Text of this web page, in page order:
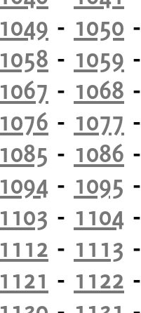
1049 - 1050
1058 - 1059
1067 - 1068
1076 - 1077
1085 - 1086
1094 - 1095
1103 - 1104
1112 - 1113
1121 - 1122